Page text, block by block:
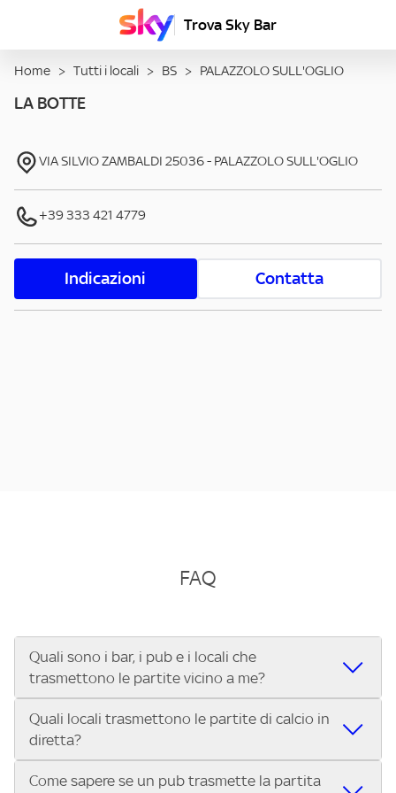
Trova Sky Bar
Home > Tutti i locali > BS > PALAZZOLO SULL'OGLIO
LA BOTTE
VIA SILVIO ZAMBALDI 25036- PALAZZOLO SULL'OGLIO
+39 333 421 4779
Indicazioni Contatta
FAQ
Quali sono i bar, i pub e i locali che
trasmettono le partite vicino a me?
Se cerchi un bar, pub, ristorante o locale vicino a te per
vedere le partite di Serie A ENILIVE, la Serie C Sky Wifi, la
UEFA Champions League, la UEFA Europa League, la UEFA
Conference League, il Tennis, la Formula 1®, la MotoGP™ e
Quali locali trasmettono le partite di calcio in
diretta?
Vuoi sapere quali bar, pub o ristoranti mostrano le partite
Come sapere se un pub trasmette la partita